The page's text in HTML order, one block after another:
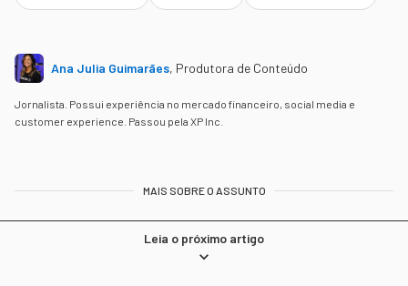
Ana Julia Guimarães, Produtora de Conteúdo
Jornalista. Possui experiência no mercado financeiro, social media e
customer experience. Passou pela XP Inc.
MAIS SOBRE O ASSUNTO
Leia o próximo artigo